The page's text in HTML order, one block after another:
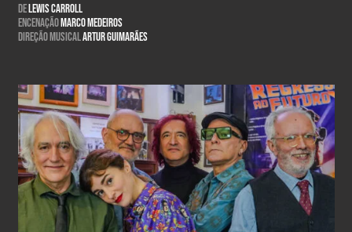
DeLewis Carroll
EncenaçãoMarco Medeiros
Direção musicalArtur Guimarães